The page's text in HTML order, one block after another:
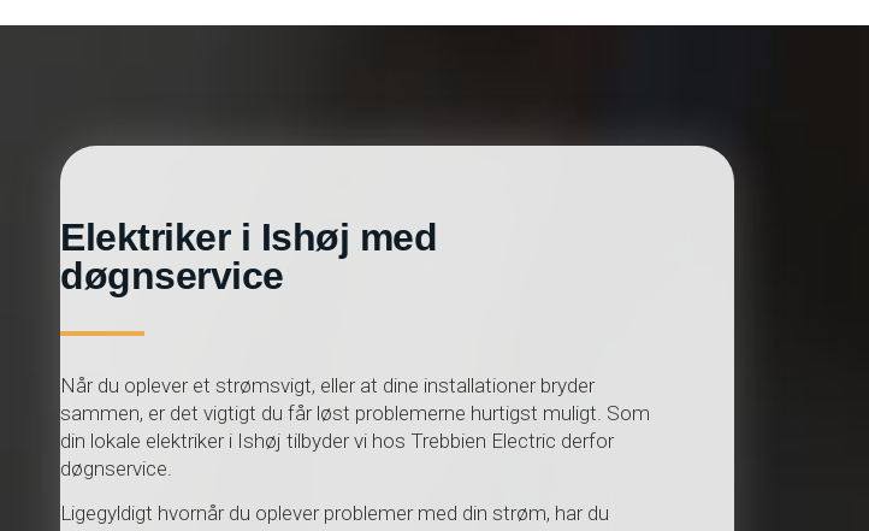
Elektriker i Ishøj med
døgnservice
Når du oplever et strømsvigt, eller at dine installationer bryder
sammen, er det vigtigt du får løst problemerne hurtigst muligt. Som
din lokale elektriker i Ishøj tilbyder vi hos Trebbien Electric derfor
døgnservice.
Ligegyldigt hvornår du oplever problemer med din strøm, har du